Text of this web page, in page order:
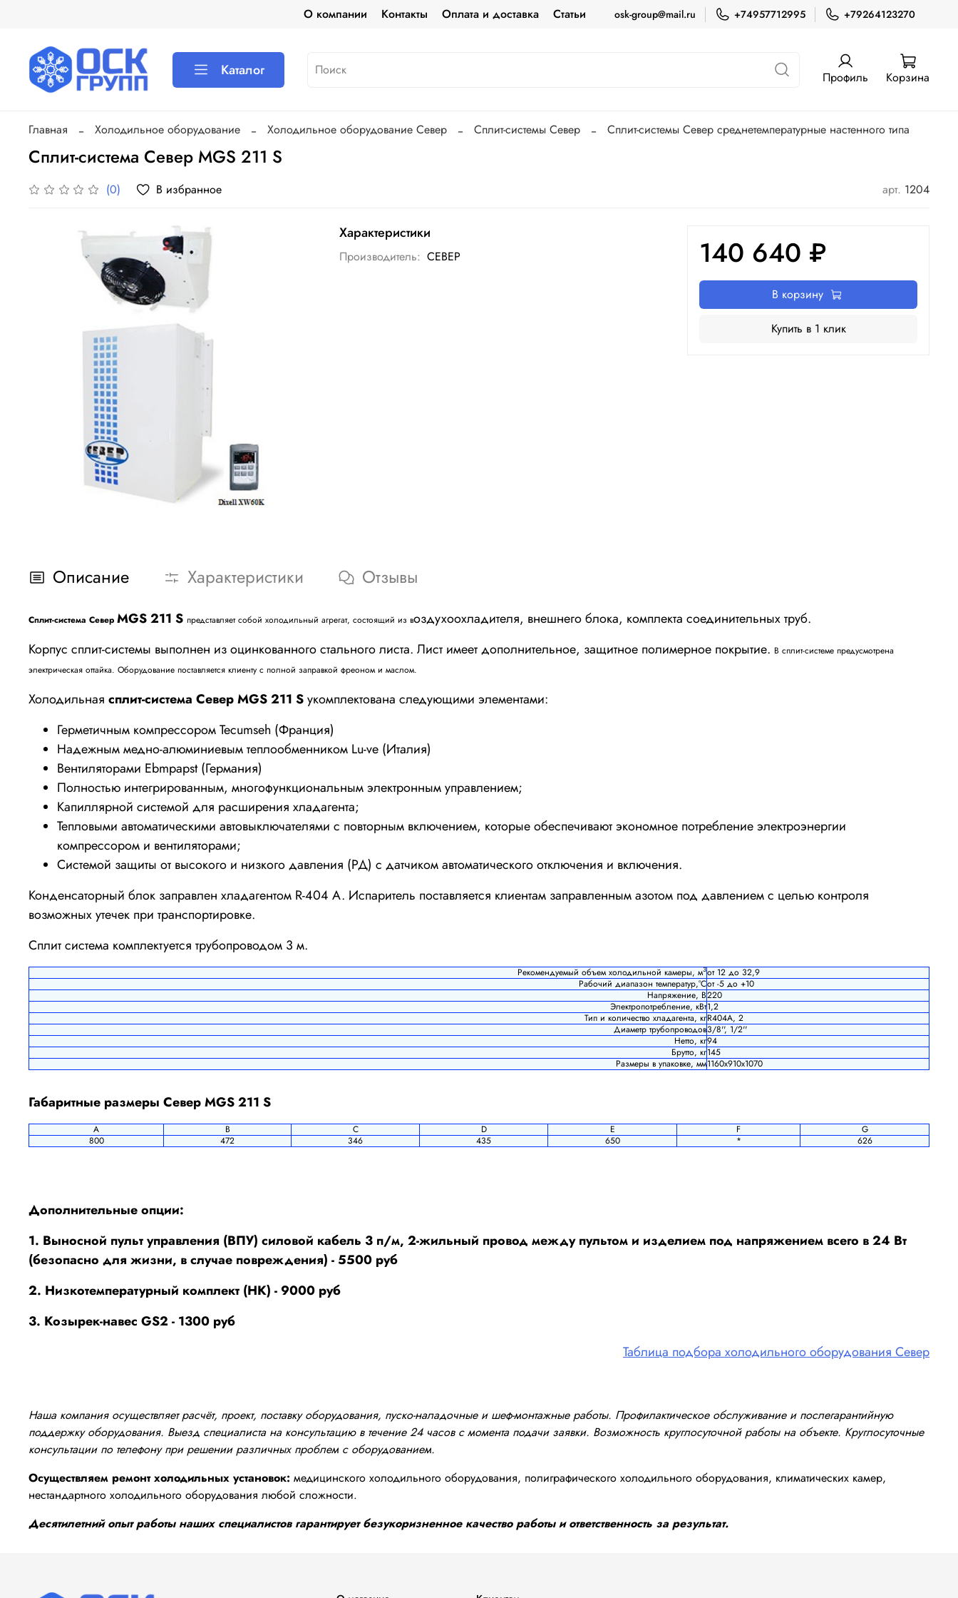
О компании Контакты Оплата и доставка Статьи osk-group@mail.ru +74957712995 +79264123270
Каталог Профиль Корзина
Главная Холодильное оборудование Холодильное оборудование Север Сплит-системы Север Сплит-системы Север среднетемпературные настенного типа
Сплит-система Север MGS 211 S
(0) В избранное арт. 1204
Характеристики
Производитель: СЕВЕР 140 640 ₽
В корзину
Купить в 1 клик
Описание Характеристики Отзывы
Сплит-система Север MGS 211 S представляет собой холодильный агрегат, состоящий из воздухоохладителя, внешнего блока, комплекта соединительных труб.
Корпус сплит-системы выполнен из оцинкованного стального листа. Лист имеет дополнительное, защитное полимерное покрытие. В сплит-системе предусмотрена
электрическая оттайка. Оборудование поставляется клиенту с полной заправкой фреоном и маслом.
Холодильная сплит-система Север MGS 211 Sукомплектована следующими элементами:
Герметичным компрессором Tecumseh (Франция)
Надежным медно-алюминиевым теплообменником Lu-ve (Италия)
Вентиляторами Ebmpapst (Германия)
Полностью интегрированным, многофункциональным электронным управлением;
Капиллярной системой для расширения хладагента;
Тепловыми автоматическими автовыключателями с повторным включением, которые обеспечивают экономное потребление электроэнергии
компрессором и вентиляторами;
Системой защиты от высокого и низкого давления (РД) с датчиком автоматического отключения и включения.
Конденсаторный блок заправлен хладагентом R-404 A. Испаритель поставляется клиентам заправленным азотом под давлением с целью контроля
возможных утечек при транспортировке.
Сплит система комплектуется трубопроводом 3 м.
Рекомендуемый объем холодильной камеры, м3от 12 до 32,9
Рабочий диапазон температур,°Сот -5 до +10
Напряжение, В220
Электропотребление, кВт1,2
Тип и количество хладагента, кгR404A, 2
Диаметр трубопроводов3/8'', 1/2''
Нетто, кг94
Брутто, кг145
Размеры в упаковке, мм1160х910х1070
Габаритные размеры Север MGS 211 S
A B C D E F
G
800
472 346 435 650 * 626
Дополнительные опции:
1. Выносной пульт управления (ВПУ) силовой кабель 3 п/м, 2-жильный провод между пультом и изделием под напряжением всего в 24 Вт
(безопасно для жизни, в случае повреждения) - 5500 руб
2. Низкотемпературный комплект (НК) - 9000 руб
3. Козырек-навес GS2 - 1300 руб
Таблица подбора холодильного оборудования Север
Наша компания осуществляет расчёт, проект, поставку оборудования, пуско-наладочные и шеф-монтажные работы. Профилактическое обслуживание и послегарантийную
поддержку оборудования. Выезд специалиста на консультацию в течение 24 часов с момента подачи заявки. Возможность круглосуточной работы на объекте. Круглосуточные
консультации по телефону при решении различных проблем с оборудованием.
Осуществляем ремонт холодильных установок: медицинского холодильного оборудования, полиграфического холодильного оборудования, климатических камер,
нестандартного холодильного оборудования любой сложности.
Десятилетний опыт работы наших специалистов гарантирует безукоризненное качество работы и ответственность за результат.